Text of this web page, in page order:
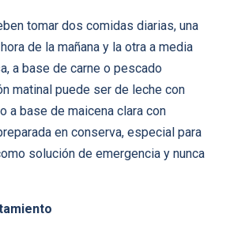
tomar dos comidas diarias, una
de la mañana y la otra a media
a base de carne o pescado
matinal puede ser de leche con
a base de maicena clara con
en conserva, especial para
solución de emergencia y nunca